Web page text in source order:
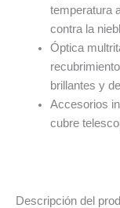
temperatura
contra la
Óptica
brillantes y
Accesorios
cubre
Descripción del